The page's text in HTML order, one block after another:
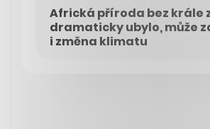
Africká příroda bez krále
dramaticky ubylo, může
i změna klimatu